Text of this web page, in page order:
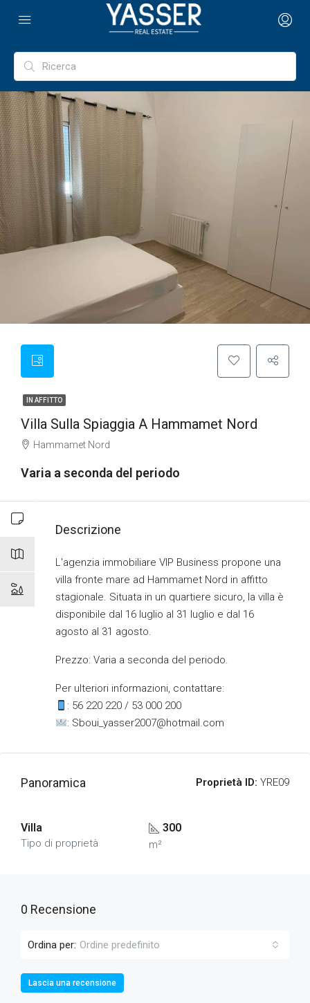
IN AFFITTO
Villa Sulla Spiaggia A Hammamet Nord
Hammamet Nord
Varia a seconda del periodo
Descrizione
L'agenzia immobiliare VIP Business propone una
villa fronte mare ad Hammamet Nord in affitto
stagionale. Situata in un quartiere sicuro, la villa è
disponibile dal 16 luglio al 31 luglio e dal 16
agosto al 31 agosto.
Prezzo: Varia a seconda del periodo.
Per ulteriori informazioni, contattare:
: 56 220 220 / 53 000 200
: Sboui_yasser2007@hotmail.com
Panoramica Proprietà ID: YRE09
Villa
Tipo di proprietà
300
m²
0 Recensione
Ordina per: Ordine predefinito
Lascia una recensione